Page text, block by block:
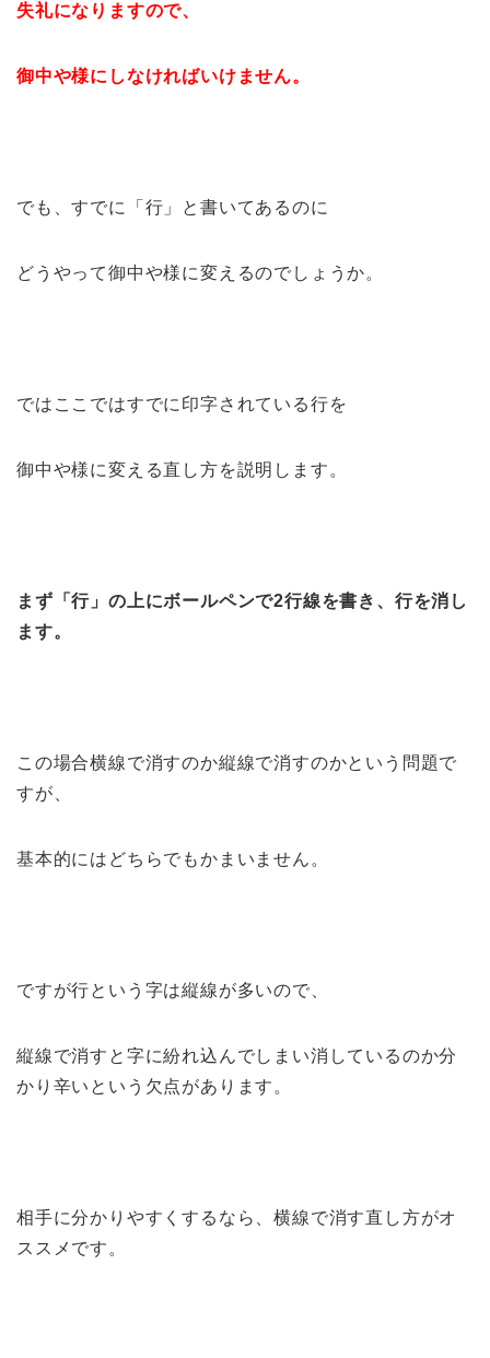
失礼になりますので、
御中や様にしなければいけません。
でも、すでに「行」と書いてあるのに
どうやって御中や様に変えるのでしょうか。
ではここではすでに印字されている行を
御中や様に変える直し方を説明します。
まず「行」の上にボールペンで2行線を書き、行を消し
ます。
この場合横線で消すのか縦線で消すのかという問題で
すが、
基本的にはどちらでもかまいません。
ですが行という字は縦線が多いので、
縦線で消すと字に紛れ込んでしまい消しているのか分
かり辛いという欠点があります。
相手に分かりやすくするなら、横線で消す直し方がオ
ススメです。